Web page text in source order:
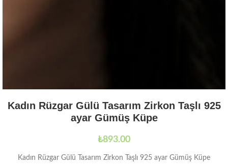
Kadın Rüzgar Gülü Tasarım Zirkon Taşlı 925
ayar Gümüş Küpe
₺893.00
Kadın Rüzgar Gülü Tasarım Zirkon Taşlı 925 ayar Gümüş Küpe